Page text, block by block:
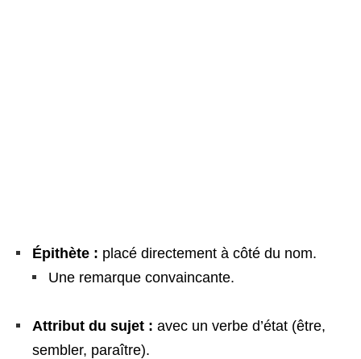
Épithète : placé directement à côté du nom.
Une remarque convaincante.
Attribut du sujet : avec un verbe d’état (être,
sembler, paraître).